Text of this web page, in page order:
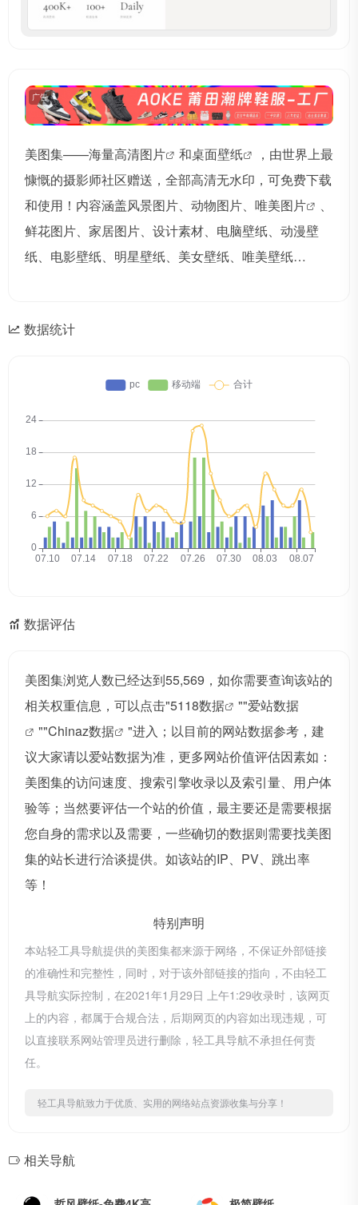
广告
美图集——海量高清图片 和桌面壁纸
，由世界上最
慷慨的摄影师社区赠送，全部高清无水印，可免费下载
和使用！内容涵盖风景图片、动物图片、 唯美图片
、
鲜花图片、家居图片、设计素材、电脑壁纸、动漫壁
纸、电影壁纸、明星壁纸、美女壁纸、唯美壁纸…
数据统计
数据评估
美图集浏览人数已经达到55,569，如你需要查询该站的
相关权重信息，可以点击"5118数据 ""爱站数据
""Chinaz数据
"进入；以目前的网站数据参考，建
议大家请以爱站数据为准，更多网站价值评估因素如：
美图集的访问速度、搜索引擎收录以及索引量、用户体
验等；当然要评估一个站的价值，最主要还是需要根据
您自身的需求以及需要，一些确切的数据则需要找美图
集的站长进行洽谈提供。如该站的IP、PV、跳出率
等！
特别声明
本站轻工具导航提供的美图集都来源于网络，不保证外部链接
的准确性和完整性，同时，对于该外部链接的指向，不由轻工
具导航实际控制，在2021年1月29日 上午1:29收录时，该网页
上的内容，都属于合规合法，后期网页的内容如出现违规，可
以直接联系网站管理员进行删除，轻工具导航不承担任何责
任。
轻工具导航致力于优质、实用的网络站点资源收集与分享！
相关导航